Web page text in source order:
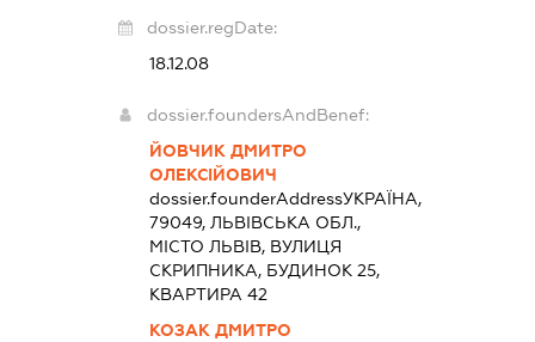
dossier.regDate:
18.12.08
dossier.foundersAndBenef:
ЙОВЧИК ДМИТРО
ОЛЕКСІЙОВИЧ
dossier.founderAddressУКРАЇНА,
79049, ЛЬВІВСЬКА ОБЛ.,
МІСТО ЛЬВІВ, ВУЛИЦЯ
СКРИПНИКА, БУДИНОК 25,
КВАРТИРА 42
КОЗАК ДМИТРО